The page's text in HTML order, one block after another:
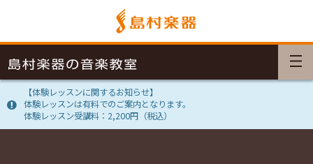
【体験レッスンに関するお知らせ】
体験レッスンは有料でのご案内となります。
体験レッスン受講料：2,200円（税込）